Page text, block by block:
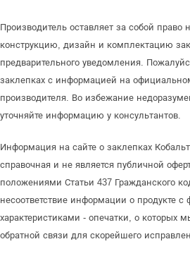
Производитель оставляет за собой
конструкцию, дизайн и комплектацию
предварительного уведомления.
заклепках с информацией на
производителя. Во избежание
уточняйте информацию у консультантов.
Информация на сайте о заклепках
справочная и не является публичной
положениями Статьи 437 Гражданского
несоответствие информации о продукте с
характеристиками - опечатки, о которых
обратной связи для скорейшего